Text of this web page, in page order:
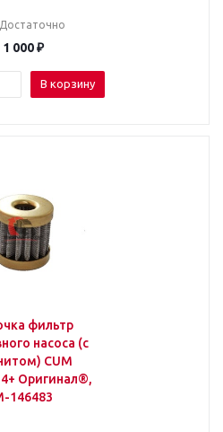
Достаточно
1 000₽
В корзину
фильтр
насоса (с
CUM
Оригинал®,
146483